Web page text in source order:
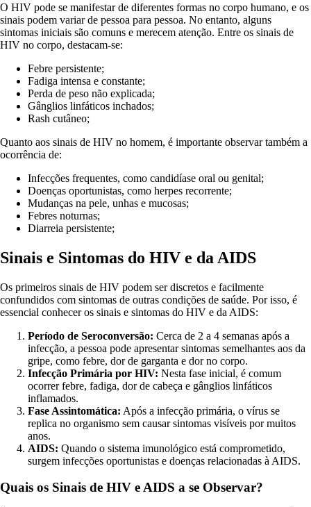
O HIV pode se manifestar de diferentes formas no corpo humano, e os
sinais podem variar de pessoa para pessoa. No entanto, alguns
sintomas iniciais são comuns e merecem atenção. Entre os sinais de
HIV no corpo, destacam-se:
Febre persistente;
Fadiga intensa e constante;
Perda de peso não explicada;
Gânglios linfáticos inchados;
Rash cutâneo;
Quanto aos sinais de HIV no homem, é importante observar também a
ocorrência de:
Infecções frequentes, como candidíase oral ou genital;
Doenças oportunistas, como herpes recorrente;
Mudanças na pele, unhas e mucosas;
Febres noturnas;
Diarreia persistente;
Sinais e Sintomas do HIV e da AIDS
Os primeiros sinais de HIV podem ser discretos e facilmente
confundidos com sintomas de outras condições de saúde. Por isso, é
essencial conhecer os sinais e sintomas do HIV e da AIDS:
Período de Seroconversão: Cerca de 2 a 4 semanas após a
infecção, a pessoa pode apresentar sintomas semelhantes aos da
gripe, como febre, dor de garganta e dor no corpo.
Infecção Primária por HIV: Nesta fase inicial, é comum
ocorrer febre, fadiga, dor de cabeça e gânglios linfáticos
inflamados.
Fase Assintomática: Após a infecção primária, o vírus se
replica no organismo sem causar sintomas visíveis por muitos
anos.
AIDS: Quando o sistema imunológico está comprometido,
surgem infecções oportunistas e doenças relacionadas à AIDS.
Quais os Sinais de HIV e AIDS a se Observar?